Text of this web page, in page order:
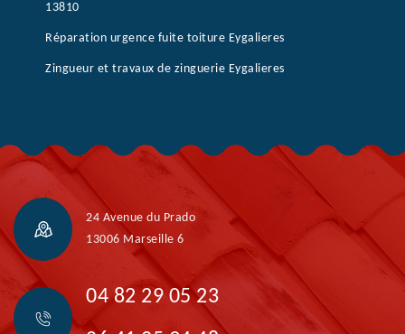
13810
Réparation urgence fuite toiture Eygalieres
Zingueur et travaux de zinguerie Eygalieres
24 Avenue du Prado
13006 Marseille 6
04 82 29 05 23